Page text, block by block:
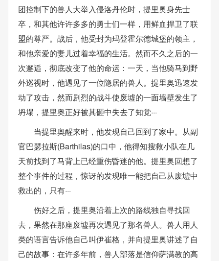
团控制下的兽人大举入侵洛丹伦时，提里奥身先士
卒，和其他许许多多的勇士们一样，用鲜血捍卫了联
盟的尊严。战后，他受封为玛登霍尔德城堡的领主，
和他亲爱的妻儿过着幸福的生活。然而不久之后的一
次邂逅，彻底改变了他的命运：一天，当他骑马到野
外巡视时，他遇见了一位隐居的兽人。提里奥迅速发
动了攻击，然而剧烈的战斗使废墟的一面墙壁发生了
坍塌，提里奥正好被其砸中失去了知觉···
当提里奥醒来时，他发现自己回到了家中。从副
官巴瑟拉斯(Barthilas)的口中，他得知搜救小队在几
天前找到了马背上已经重伤昏迷的他。提里奥回想了
整个事件的过程，惊讶的发现唯一能把自己从废墟中
救出的，只有···
伤好之后，提里奥沿着上次的路线独自寻找回
去，果然在那座废墟再次遇见了那名兽人。兽人用人
类的语言告诉他自己叫伊崔格，并向提里奥讲述了自
己的故事：在许多年前，兽人部落是信仰萨满教的高